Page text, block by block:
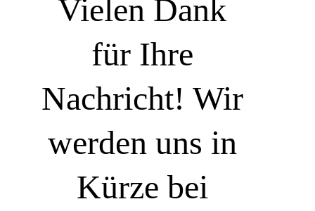
Vielen Dank
für Ihre
Nachricht! Wir
werden uns in
Kürze bei